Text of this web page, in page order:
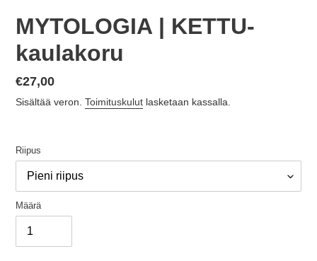
MYTOLOGIA | KETTU-
kaulakoru
Normaalihinta
€27,00
Sisältää veron. Toimituskulut lasketaan kassalla.
Riipus
Määrä